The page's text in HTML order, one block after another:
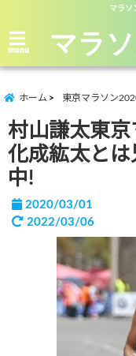
マラソ
menu マラ
ホーム 東京マラソン
村山謙太東
化成紘太とは
中!
2020/03/01
2022/03/06